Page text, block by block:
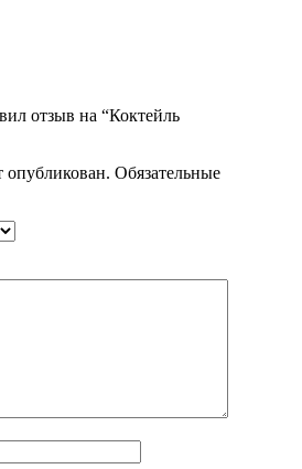
отзыв на “Коктейль
опубликован. Обязательные